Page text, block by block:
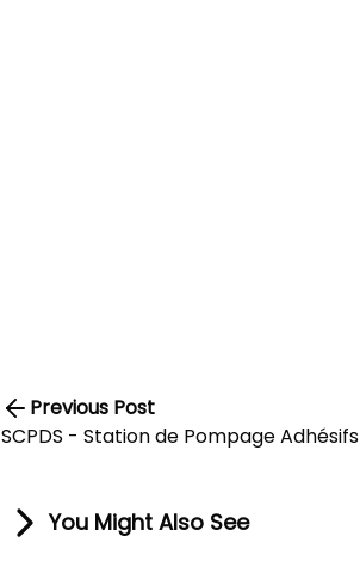
Previous Post
SCPDS - Station de Pompage Adhésifs
You Might Also See